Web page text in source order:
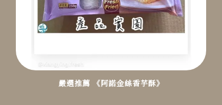
嚴選推薦 《阿諾金絲香芋酥》